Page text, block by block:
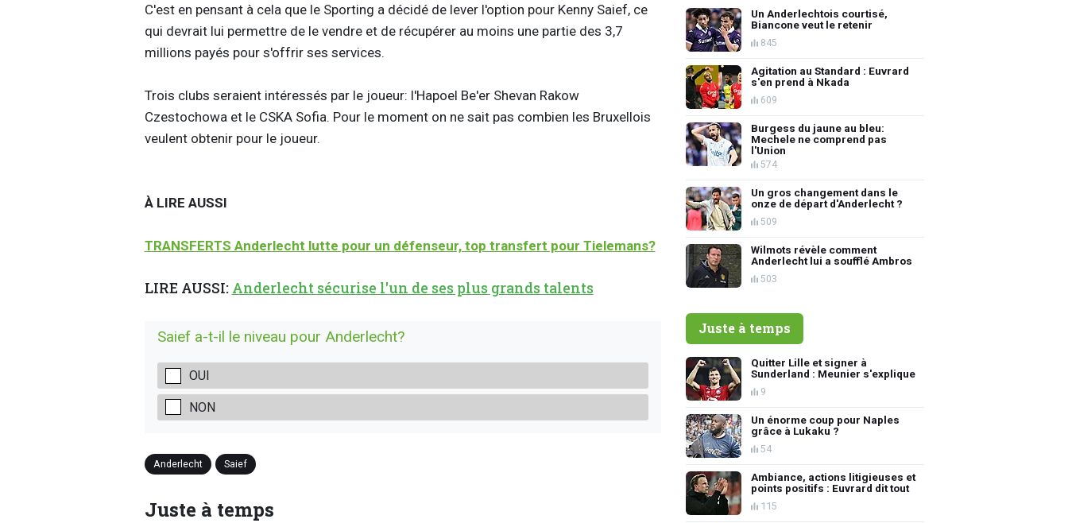
C'est en pensant à cela que le Sporting a décidé de lever l'option pour Kenny Saief, ce
qui devrait lui permettre de le vendre et de récupérer au moins une partie des 3,7
millions payés pour s'offrir ses services.
Trois clubs seraient intéressés par le joueur: l'Hapoel Be'er Shevan Rakow
Czestochowa et le CSKA Sofia. Pour le moment on ne sait pas combien les Bruxellois
veulent obtenir pour le joueur.
À LIRE AUSSI
TRANSFERTS Anderlecht lutte pour un défenseur, top transfert pour Tielemans?
LIRE AUSSI: Anderlecht sécurise l'un de ses plus grands talents
Saief a-t-il le niveau pour Anderlecht?
OUI
NON
Anderlecht Saief
Juste à temps
Un Anderlechtois courtisé,
Biancone veut le retenir
845
Agitation au Standard : Euvrard
s'en prend à Nkada
609
Burgess du jaune au bleu:
Mechele ne comprend pas
l'Union
574
Un gros changement dans le
onze de départ d'Anderlecht ?
509
Wilmots révèle comment
Anderlecht lui a soufflé Ambros
503
Juste à temps
Quitter Lille et signer à
Sunderland : Meunier s'explique
9
Un énorme coup pour Naples
grâce à Lukaku ?
54
Ambiance, actions litigieuses et
points positifs : Euvrard dit tout
115